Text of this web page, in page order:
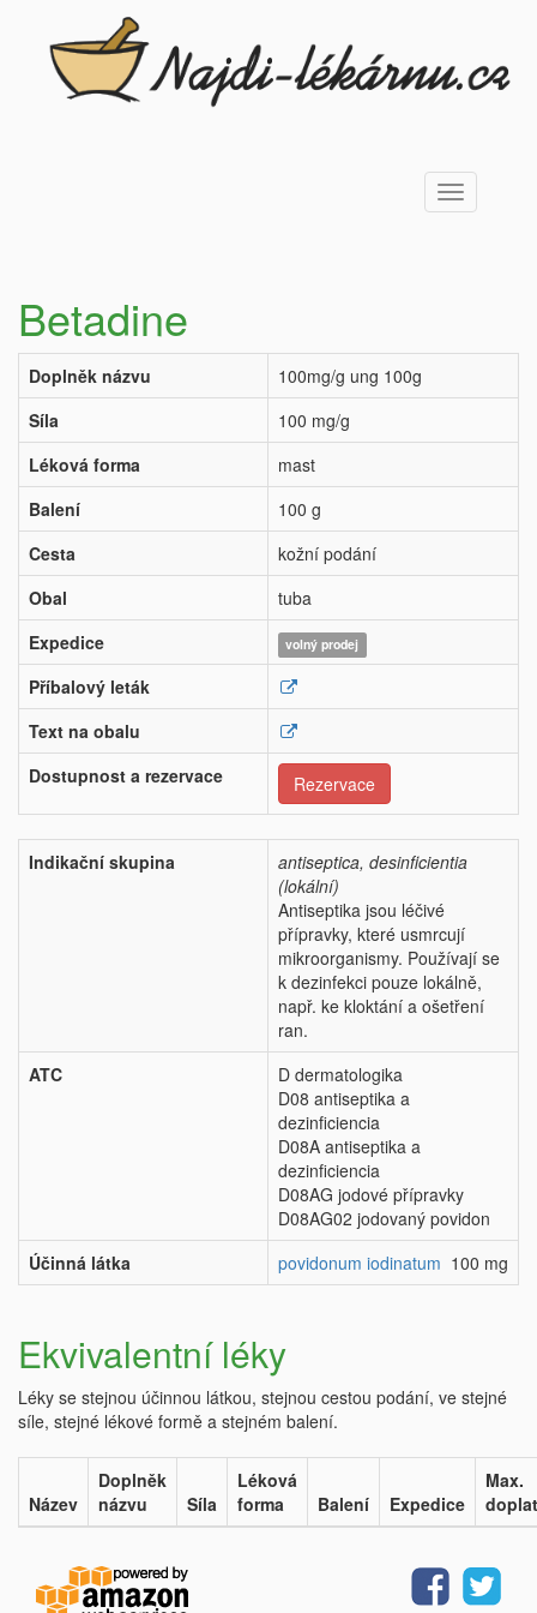
Toggle
navigation
Betadine
Doplněk názvu
100mg/g ung 100g
Síla
100 mg/g
Léková forma
mast
Balení
100 g
Cesta
kožní podání
Obal
tuba
Expedice
volný prodej
Příbalový leták
Text na obalu
Dostupnost a rezervace
Rezervace
Indikační skupina
antiseptica, desinficientia
(lokální)
Antiseptika jsou léčivé
přípravky, které usmrcují
mikroorganismy. Používají se
k dezinfekci pouze lokálně,
např. ke kloktání a ošetření
ran.
ATC
D dermatologika
D08 antiseptika a
dezinficiencia
D08A antiseptika a
dezinficiencia
D08AG jodové přípravky
D08AG02 jodovaný povidon
Účinná látka
povidonum iodinatum 100 mg
Ekvivalentní léky
Léky se stejnou účinnou látkou, stejnou cestou podání, ve stejné
síle, stejné lékové formě a stejném balení.
Název
Doplněk
názvu
Síla
Léková
forma
Balení Expedice
Max.